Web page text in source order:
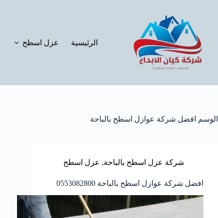
الرئيسية عزل اسطح
الوسم افضل شركة عوازل اسطح بالباحة
شركة عزل اسطح بالباحة, عزل اسطح
افضل شركة عوازل اسطح بالباحة 0553082800